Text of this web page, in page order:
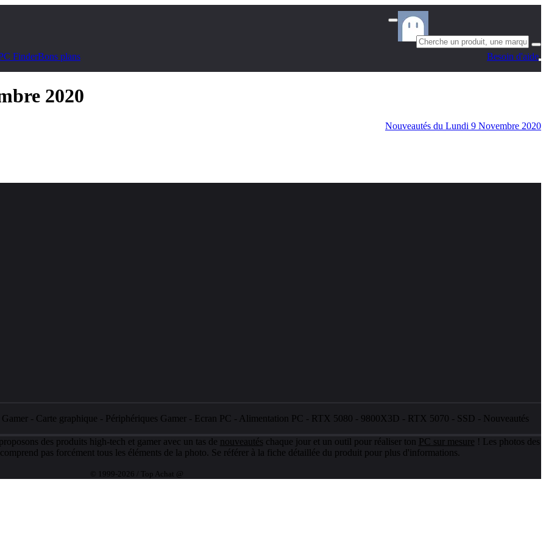
FinderBons plans Besoin d'aide
2020
Nouveautés du Lundi 9 Novembre 2020
- Carte graphique - Périphériques Gamer - Ecran PC - Alimentation PC - RTX 5080 - 9800X3D - RTX 5070 - SSD - Nouveautés
des produits high-tech et gamer avec un tas de nouveautés chaque jour et un outil pour réaliser ton PC sur mesure ! Les photos des
pas forcément tous les éléments de la photo. Se référer à la fiche détaillée du produit pour plus d'informations.
© 1999-2026 / Top Achat @